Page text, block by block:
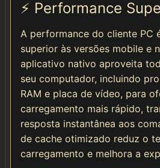
⚡ Performance
A performance do cliente PC
superior às versões mobile e
aplicativo nativo aproveita
seu computador, incluindo
RAM e placa de vídeo, para
carregamento mais rápido,
resposta instantânea aos
de cache otimizado reduz o
carregamento e melhora a